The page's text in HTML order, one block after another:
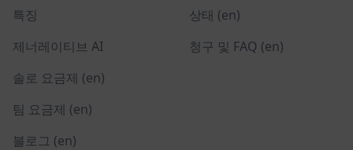
특징
제너레이티브 AI
솔로 요금제 (en)
팀 요금제 (en)
블로그 (en)
상태 (en)
청구 및 FAQ (en)